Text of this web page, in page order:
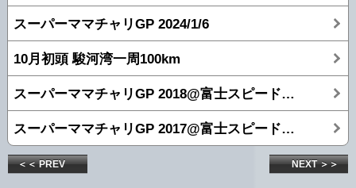
スーパーママチャリGP 2024/1/6
10月初頭 駿河湾一周100km
スーパーママチャリGP 2018@富士スピードウェイ！！！
スーパーママチャリGP 2017@富士スピードウェイ！！！
＜＜ PREV NEXT ＞＞